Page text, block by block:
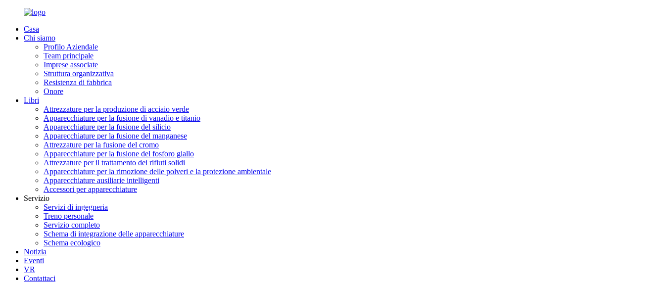
Casa
Chi siamo
Profilo Aziendale
Team principale
Imprese associate
Struttura organizzativa
Resistenza di fabbrica
Onore
Libri
Attrezzature per la produzione di acciaio verde
Apparecchiature per la fusione di vanadio e titanio
Apparecchiature per la fusione del silicio
Apparecchiature per la fusione del manganese
Attrezzature per la fusione del cromo
Apparecchiature per la fusione del fosforo giallo
Attrezzature per il trattamento dei rifiuti solidi
Apparecchiature per la rimozione delle polveri e la protezione ambientale
Apparecchiature ausiliarie intelligenti
Accessori per apparecchiature
Servizio
Servizi di ingegneria
Treno personale
Servizio completo
Schema di integrazione delle apparecchiature
Schema ecologico
Notizia
Eventi
VR
Contattaci